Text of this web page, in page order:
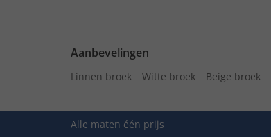
Aanbevelingen
Linnen broek Witte broek Beige broek
Alle maten één prijs